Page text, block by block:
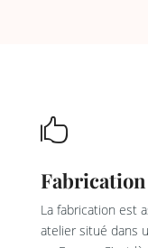

La fabrication est
atelier situé dans